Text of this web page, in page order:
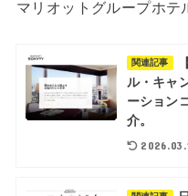
マリオットグループホテ
関連記事
ル・キャ
ーション
介。